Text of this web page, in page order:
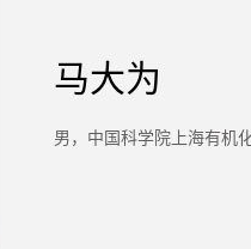
马大为
男，中国科学院上海有机